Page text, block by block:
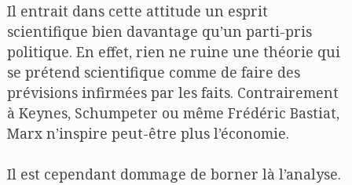
Il entrait dans cette attitude un esprit
scientifique bien davantage qu’un parti-pris
politique. En effet, rien ne ruine une théorie qui
se prétend scientifique comme de faire des
prévisions infirmées par les faits. Contrairement
à Keynes, Schumpeter ou même Frédéric Bastiat,
Marx n’inspire peut-être plus l’économie.
Il est cependant dommage de borner là l’analyse.